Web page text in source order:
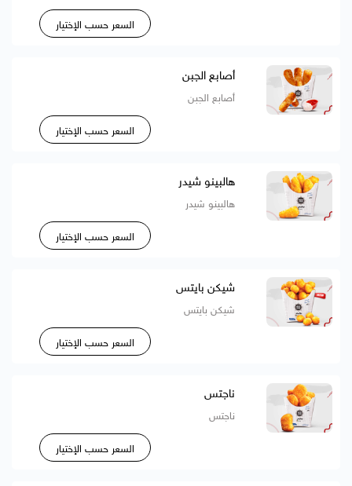
السعر حسب الإختيار
أصابع الجبن
أصابع الجبن
السعر حسب الإختيار
هالبينو شيدر
هالبينو شيدر
السعر حسب الإختيار
شيكن بايتس
شيكن بايتس
السعر حسب الإختيار
ناجتس
ناجتس
السعر حسب الإختيار